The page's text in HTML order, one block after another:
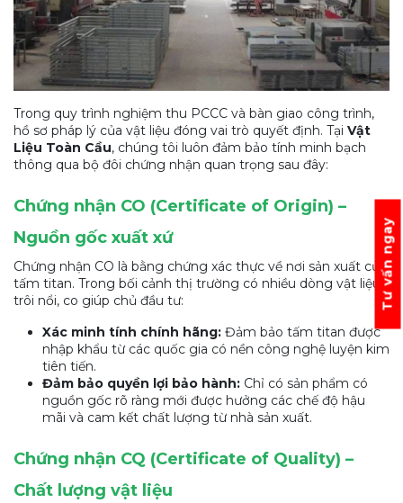
Trong quy trình nghiệm thu PCCC và bàn giao công trình,
hồ sơ pháp lý của vật liệu đóng vai trò quyết định. Tại Vật
Liệu Toàn Cầu, chúng tôi luôn đảm bảo tính minh bạch
thông qua bộ đôi chứng nhận quan trọng sau đây:
Chứng nhận CO (Certificate of Origin) –
Nguồn gốc xuất xứ
Chứng nhận CO là bằng chứng xác thực về nơi sản xuất của
tấm titan. Trong bối cảnh thị trường có nhiều dòng vật liệu
trôi nổi, co giúp chủ đầu tư:
Xác minh tính chính hãng: Đảm bảo tấm titan được
nhập khẩu từ các quốc gia có nền công nghệ luyện kim
tiên tiến.
Đảm bảo quyền lợi bảo hành: Chỉ có sản phẩm có
nguồn gốc rõ ràng mới được hưởng các chế độ hậu
mãi và cam kết chất lượng từ nhà sản xuất.
Chứng nhận CQ (Certificate of Quality) –
Chất lượng vật liệu
Tư vấn ngay